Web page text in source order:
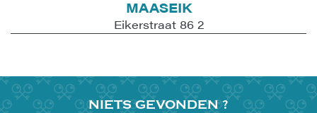
MAASEIK
Eikerstraat 86 2
NIETSGEVONDEN ?